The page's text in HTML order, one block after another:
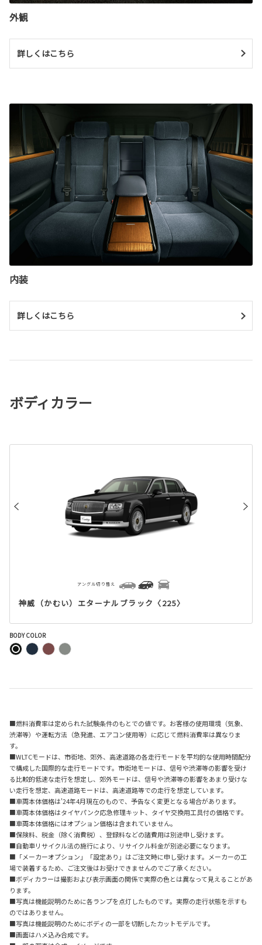
外観
詳しくはこちら
内装
詳しくはこちら
ボディカラー
神威（かむい）エターナルブラック〈225〉
アングル切り替え
BODY COLOR
■燃料消費率は定められた試験条件のもとでの値です。お客様の使用環境（気象、
渋滞等）や運転方法（急発進、エアコン使用等）に応じて燃料消費率は異なりま
す。
■WLTCモードは、市街地、郊外、高速道路の各走行モードを平均的な使用時間配分
で構成した国際的な走行モードです。市街地モードは、信号や渋滞等の影響を受け
る比較的低速な走行を想定し、郊外モードは、信号や渋滞等の影響をあまり受けな
い走行を想定、高速道路モードは、高速道路等での走行を想定しています。
■車両本体価格は'24年4月現在のもので、予告なく変更となる場合があります。
■車両本体価格はタイヤパンク応急修理キット、タイヤ交換用工具付の価格です。
■車両本体価格にはオプション価格は含まれていません。
■保険料、税金（除く消費税）、登録料などの諸費用は別途申し受けます。
■自動車リサイクル法の施行により、リサイクル料金が別途必要になります。
■「メーカーオプション」「設定あり」はご注文時に申し受けます。メーカーの工
場で装着するため、ご注文後はお受けできませんのでご了承ください。
■ボディカラーは撮影および表示画面の関係で実際の色とは異なって見えることがあ
ります。
■写真は機能説明のために各ランプを点灯したものです。実際の走行状態を示すも
のではありません。
■写真は機能説明のためにボディの一部を切断したカットモデルです。
■画面はハメ込み合成です。